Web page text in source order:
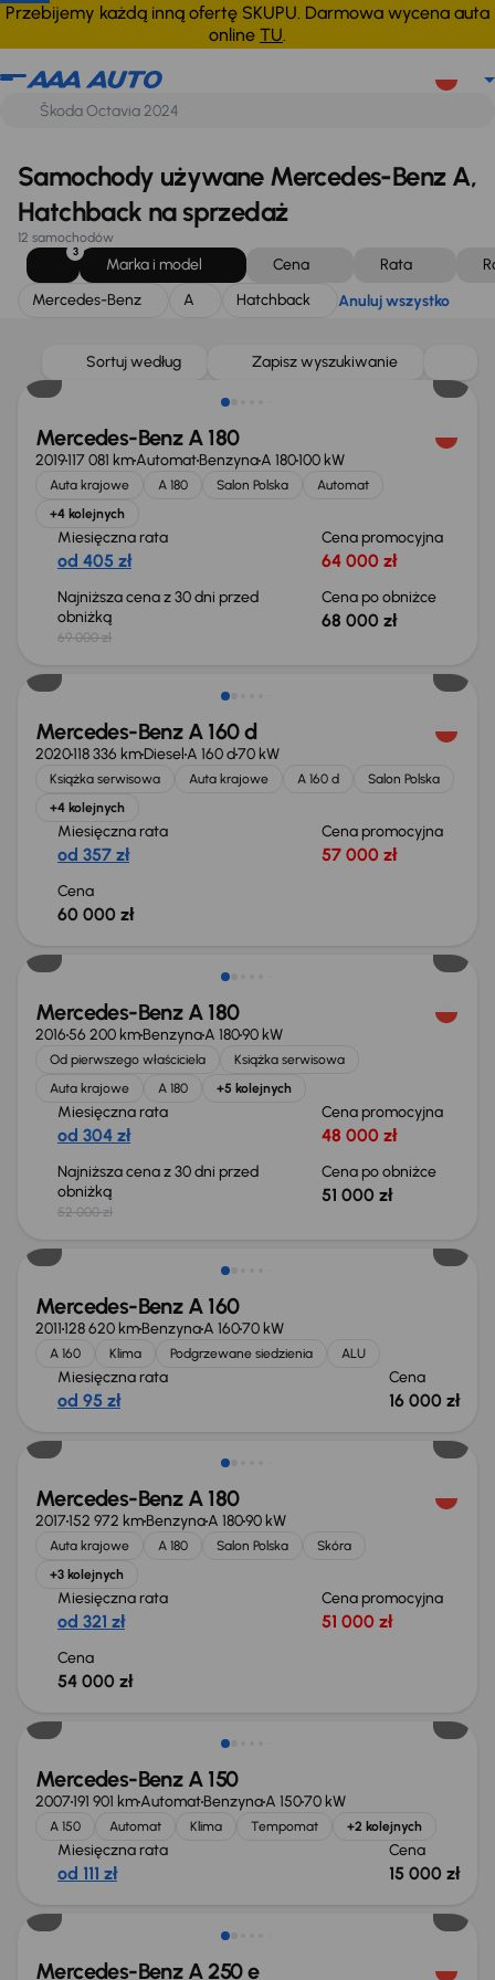
Przebijemy każdą inną ofertę SKUPU. Darmowa wycena auta
online TU.
Mercedes-Benz A Hatchback Anuluj wszystko
Samochody używane Mercedes-Benz A,
Hatchback na sprzedaż
12 samochodów
3
Marka i model Cena Rata
Mercedes-Benz
A Hatchback Anuluj wszystko
Sortuj według Zapisz wyszukiwanie
Taniej o 1 000 zł
Mercedes-Benz A 180
2019117 081 kmAutomatBenzynaA 180100 kW
Auta krajowe A 180 Salon Polska
Automat
+4 kolejnych
Miesięczna rata
od 405 zł
Cena promocyjna
64 000 zł
Najniższa cena z 30 dni przed
obniżką
69 000 zł
Cena po obniżce
68 000 zł
Mercedes-Benz A 160 d
2020118 336 kmDieselA 160 d70 kW
Książka serwisowa Auta krajowe A 160 d
Salon Polska
+4 kolejnych
Miesięczna rata
od 357 zł
Cena promocyjna
57 000 zł
Cena
60 000 zł
Taniej o 1 000 zł
Mercedes-Benz A 180
201656 200 kmBenzynaA 18090 kW
Od pierwszego właściciela
Książka serwisowa
Auta krajowe
A 180 +5 kolejnych
Miesięczna rata
od 304 zł
Cena promocyjna
48 000 zł
Najniższa cena z 30 dni przed
obniżką
52 000 zł
Cena po obniżce
51 000 zł
Mercedes-Benz A 160
2011128 620 kmBenzynaA 16070 kW
A 160 Klima Podgrzewane siedzienia ALU
Miesięczna rata
od 95 zł
Cena
16 000 zł
Mercedes-Benz A 180
2017152 972 kmBenzynaA 18090 kW
Auta krajowe A 180 Salon Polska
Skóra
+3 kolejnych
Miesięczna rata
od 321 zł
Cena promocyjna
51 000 zł
Cena
54 000 zł
Mercedes-Benz A 150
2007191 901 kmAutomatBenzynaA 15070 kW
A 150 Automat Klima Tempomat +2 kolejnych
Miesięczna rata
od 111 zł
Cena
15 000 zł
Taniej o 1 000 zł
Mercedes-Benz A 250 e